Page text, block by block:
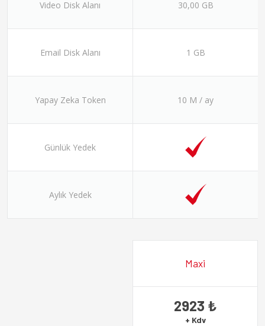
Video Disk Alanı
Email Disk Alanı
Yapay Zeka Token
Günlük Yedek
Aylık Yedek
30,00 GB
1 GB
10 M / ay
Maxi
2923 ₺
+ Kdv